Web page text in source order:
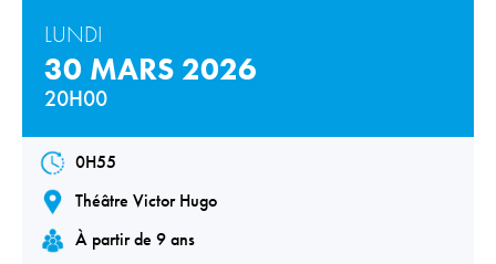
LUNDI
30 MARS 2026
20H00
0H55
Théâtre Victor Hugo
À partir de 9 ans